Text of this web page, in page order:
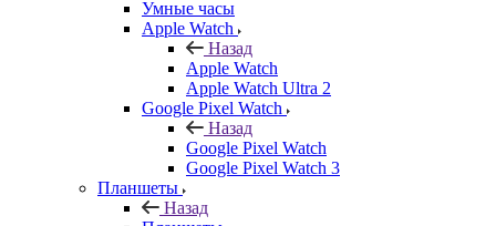
Умные часы
Apple Watch
Назад
Apple Watch
Apple Watch Ultra 2
Google Pixel Watch
Назад
Google Pixel Watch
Google Pixel Watch 3
Планшеты
Назад